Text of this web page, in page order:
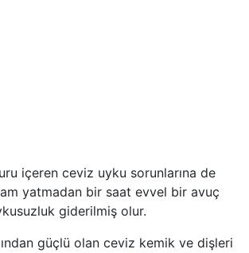
içeren ceviz uyku sorunlarına de
yatmadan bir saat evvel bir avuç
giderilmiş olur.
güçlü olan ceviz kemik ve dişleri